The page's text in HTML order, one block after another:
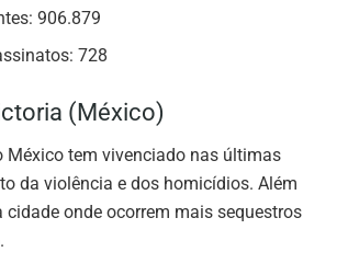
906.879
728
(México)
México tem vivenciado nas últimas
da violência e dos homicídios. Além
cidade onde ocorrem mais sequestros